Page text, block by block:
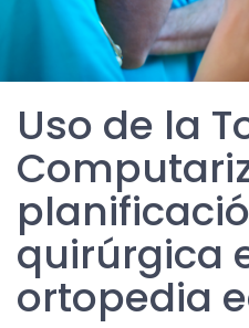
Uso de la
quirúrgica
ortopedia